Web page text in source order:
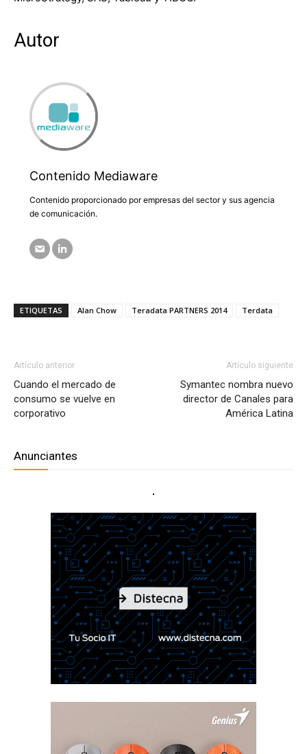
Autor
Contenido Mediaware
Contenido proporcionado por empresas del sector y sus agencia
de comunicación.
ETIQUETAS Alan Chow Teradata PARTNERS 2014 Terdata
Artículo anterior
Cuando el mercado de
consumo se vuelve en
corporativo
Artículo siguiente
Symantec nombra nuevo
director de Canales para
América Latina
Anunciantes